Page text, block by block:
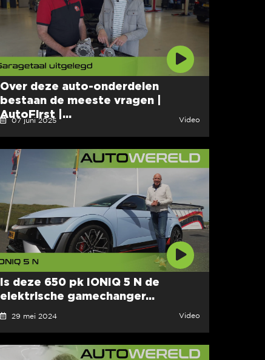
Over deze auto-onderdelen
bestaan de meeste vragen |
AutoFirst |...
07 juni 2025 Video
Is deze 650 pk IONIQ 5 N de
elektrische gamechanger...
29 mei 2024 Video